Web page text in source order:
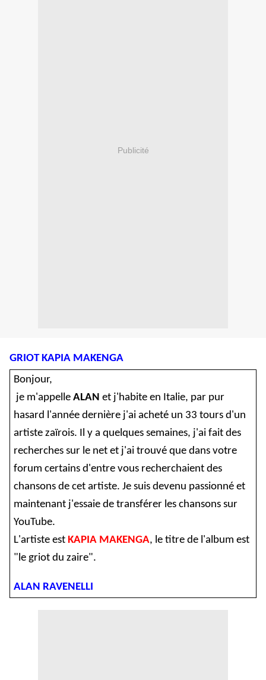
Publicité
GRIOT KAPIA MAKENGA
Bonjour,
je m'appelle ALAN et j'habite en Italie, par pur
hasard l'année dernière j'ai acheté un 33 tours d'un
artiste zaïrois. Il y a quelques semaines, j'ai fait des
recherches sur le net et j'ai trouvé que dans votre
forum certains d'entre vous recherchaient des
chansons de cet artiste. Je suis devenu passionné et
maintenant j'essaie de transférer les chansons sur
YouTube.
L'artiste est KAPIA MAKENGA, le titre de l'album est
"le griot du zaire".
ALAN RAVENELLI